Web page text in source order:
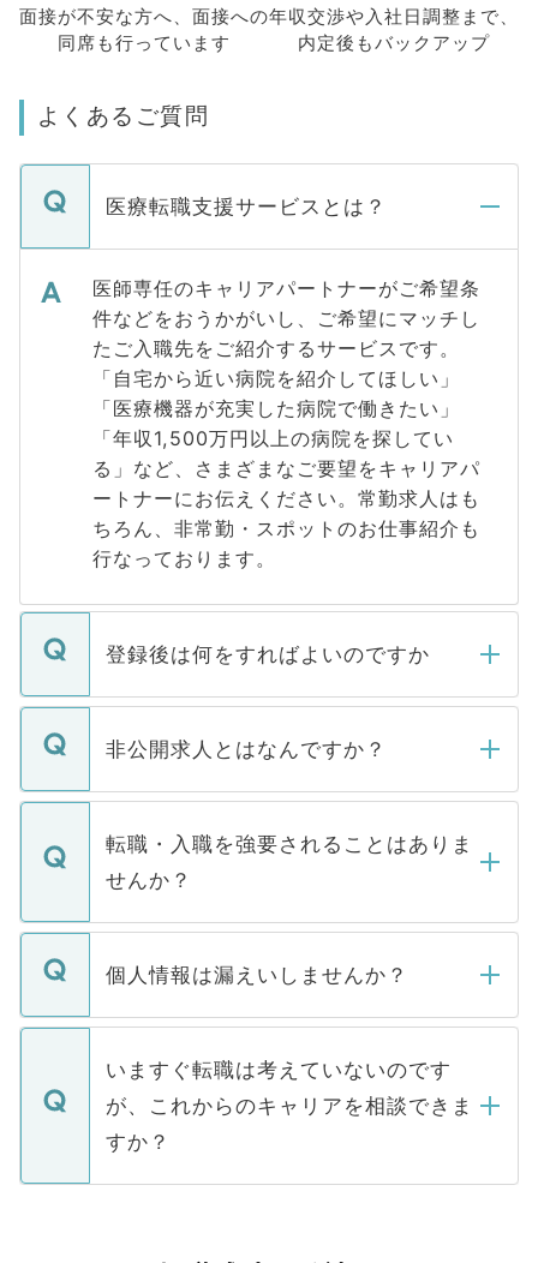
面接が不安な方へ、 面接への
同席も行っています
年収交渉や入社日調整まで、
内定後もバックアップ
よくあるご質問
医療転職支援サービスとは？
医師専任のキャリアパートナーがご希望条
件などをおうかがいし、ご希望にマッチし
たご入職先をご紹介するサービスです。
「自宅から近い病院を紹介してほしい」
「医療機器が充実した病院で働きたい」
「年収1,500万円以上の病院を探してい
る」など、さまざまなご要望をキャリアパ
ートナーにお伝えください。常勤求人はも
ちろん、非常勤・スポットのお仕事紹介も
行なっております。
登録後は何をすればよいのですか
ご登録いただきましたら、弊社担当者がご
登録内容を確認し、その後メールもしくは
ます。通常、5営業日以内にはご連絡をせて
いただきますので、しばらくお待ちくださ
非公開求人とはなんですか？
マイナビDOCTORで取り扱っている求人の
うち約3割は、Webサイトからご覧いただ
けない「非公開求人」です。非公開求人は
下記の理由によって、一般には公開してい
ません。
■応募殺到を避けるため 人気のある医療機
関を公にしてしまうと、応募が殺到する場
に、医療機関が求める条件に合った人材の
みを人材紹介会社に依頼するケースが増え
ています。
転職・入職を強要されることはありま
せんか？
転職・入職を強要することは一切ありませ
ん。また、仮に応募先から内定をいただい
定を承諾する必要はありません。内定先へ
の辞退の連絡はキャリアパートナーが行い
個人情報は漏えいしませんか？
個人情報が漏えいすることはありませんの
で、ご安心ください。当サイトからの登録
などで収集したご登録者様の個人情報は、
ご本人のキャリアアップおよび転職活動の
支援を目的に使用いたします。お預かりし
ているすべての個人データはご本人の許可
いますぐ転職は考えていないのです
が、これからのキャリアを相談できま
すか？